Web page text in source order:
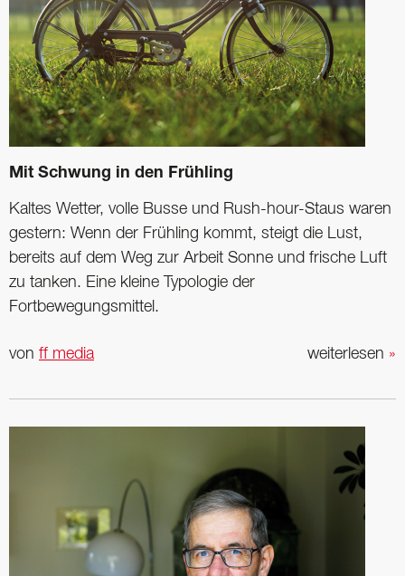
Mit Schwung in den Frühling
Kaltes Wetter, volle Busse und Rush-hour-Staus waren
gestern: Wenn der Frühling kommt, steigt die Lust,
bereits auf dem Weg zur Arbeit Sonne und frische Luft
zu tanken. Eine ­kleine Typologie der
Fortbewegungsmittel.
weiterlesen »
von ff media